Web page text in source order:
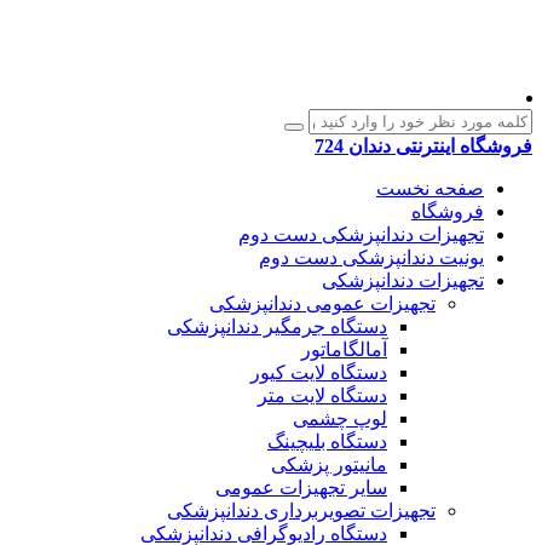
فروشگاه اینترنتی دندان 724
صفحه نخست
فروشگاه
تجهیزات دندانپزشکی دست دوم
یونیت دندانپزشکی دست دوم
تجهیزات دندانپزشکی
تجهیزات عمومی دندانپزشکی
دستگاه جرمگیر دندانپزشکی
آمالگاماتور
دستگاه لایت کیور
دستگاه لایت متر
لوپ چشمی
دستگاه بلیچینگ
مانیتور پزشکی
سایر تجهیزات عمومی
تجهیزات تصویربرداری دندانپزشکی
دستگاه رادیوگرافی دندانپزشکی